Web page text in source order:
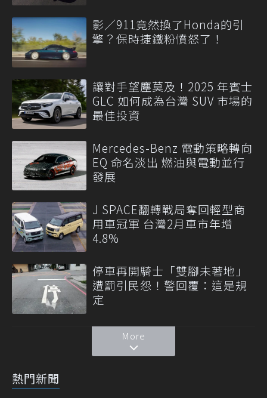
影／911竟然換了Honda的引
擎？保時捷鐵粉憤怒了！
讓對手望塵莫及！2025 年賓士
GLC 如何成為台灣 SUV 市場的
最佳投資
Mercedes-Benz 電動策略轉向
EQ 命名淡出 燃油與電動並行
發展
J SPACE翻轉戰局奪回輕型商
用車冠軍 台灣2月車市年增
4.8%
停車再開騎士「雙腳未著地」
遭罰引民怨！警回覆：這是規
定
More
熱門新聞